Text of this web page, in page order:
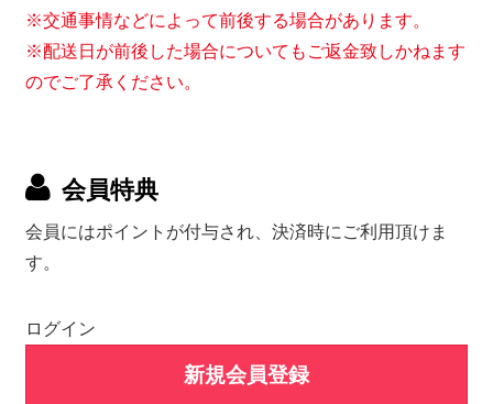
※交通事情などによって前後する場合があります。
※配送日が前後した場合についてもご返金致しかねます
のでご了承ください。
会員特典
会員にはポイントが付与され、決済時にご利用頂けま
す。
ログイン
新規会員登録